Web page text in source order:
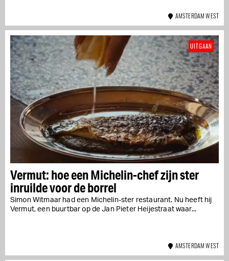
AMSTERDAM WEST
Vermut: hoe een Michelin-chef zijn ster
inruilde voor de borrel
Simon Witmaar had een Michelin-ster restaurant. Nu heeft hij
Vermut, een buurtbar op de Jan Pieter Heijestraat waar...
UITGAAN
AMSTERDAM WEST